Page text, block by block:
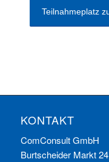
KONTAKT
ComConsult GmbH
Burtscheider Markt 24